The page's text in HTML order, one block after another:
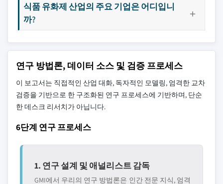
식품 유화제 산업의 주요 기업은 어디입니
까?
연구 방법론, 데이터 소스 및 검증 프로세스
이 보고서는 직접적인 산업 대화, 독자적인 모델링, 엄격한 교차
검증을 기반으로 한 구조화된 연구 프로세스에 기반하며, 단순
한 데스크 리서치가 아닙니다.
6단계 연구 프로세스
1. 연구 설계 및 애널리스트 감독
GMI에서 우리의 연구 방법론은 인간 전문 지식, 엄격